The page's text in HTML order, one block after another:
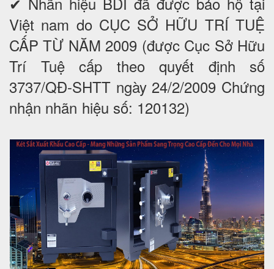
Việt nam do CỤC SỞ HỮU TRÍ TUỆ
CẤP TỪ NĂM 2009 (được Cục Sở Hữu
Trí Tuệ cấp theo quyết định số
3737/QĐ-SHTT ngày 24/2/2009 Chứng
nhận nhãn hiệu số: 120132)